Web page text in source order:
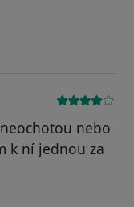
účet byl odstraněn
nebo
k ní jednou za
byl odstraněn